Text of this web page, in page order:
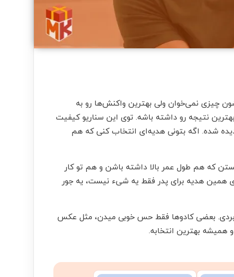
چیزی نمی‌خوان ولی بهترین واکنش‌ها رو به
نتیجه رو داشته باشه. توی این سناریو کیفیت
شده. اگه بتونی هدیه‌ای انتخاب کنی که هم
که هم طول عمر بالا داشته باشن و هم تو کار
همین هدیه برای پدر فقط یه شیء نیست، یه جور
بعضی کادوها فقط حس خوبی میدن، مثل عکس
همیشه بهترین انتخابه.